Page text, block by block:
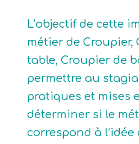
L’objectif de cette
métier de Croupier,
table, Croupier de
permettre au
pratiques et mises
déterminer si le
correspond à l’idée